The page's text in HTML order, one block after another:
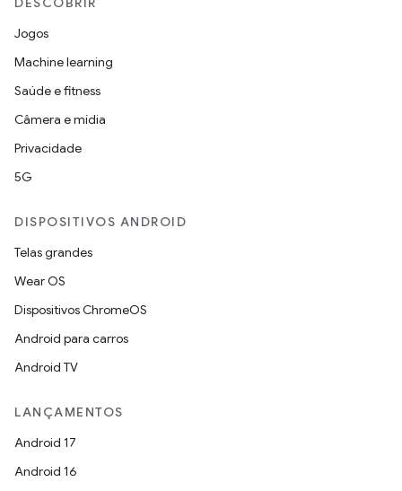
Jogos
Machine learning
Saúde e fitness
Câmera e mídia
Privacidade
5G
DISPOSITIVOS ANDROID
Telas grandes
Wear OS
Dispositivos ChromeOS
Android para carros
Android TV
LANÇAMENTOS
Android 17
Android 16